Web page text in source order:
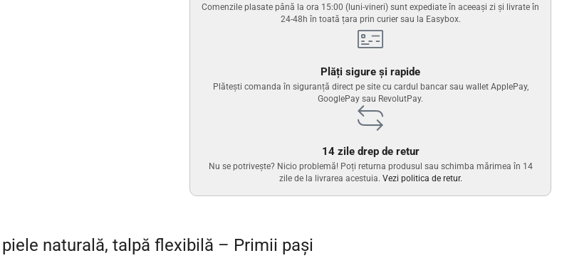
Comenzile plasate până la ora 15:00 (luni-vineri) sunt expediate în aceeași zi și livrate în
24-48h în toată țara prin curier sau la Easybox.
Plăți sigure și rapide
Plătești comanda în siguranță direct pe site cu cardul bancar sau wallet ApplePay,
GooglePay sau RevolutPay.
14 zile drep de retur
Nu se potrivește? Nicio problemă! Poți returna produsul sau schimba mărimea în 14
zile de la livrarea acestuia. Vezi politica de retur.
naturală, talpă flexibilă – Primii pași